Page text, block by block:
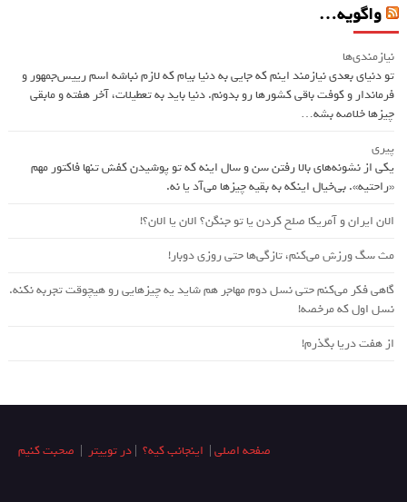
واگویه…
نیازمندی‌ها
تو دنیای بعدی نیازمند اینم که جایی به دنیا بیام که لازم نباشه اسم ريیس‌جمهور و
فرماندار و کوفت باقی کشورها رو بدونم. دنیا باید به تعطیلات، آخر هفته و مابقی
چیزها خلاصه بشه…
پیری
یکی از نشونه‌های بالا رفتن سن و سال اینه که تو پوشیدن کفش تنها فاکتور مهم
«راحتیه». بی‌خیال اینکه به بقیه چیزها می‌آد یا نه.
الان ایران و آمریکا صلح کردن یا تو جنگن؟‌ الان یا الان؟!
مث سگ ورزش می‌کنم، تازگی‌ها حتی روزی دوبار!
گاهی فکر می‌کنم حتی نسل دوم مهاجر هم شاید یه چیزهایی رو هیچوقت تجربه نکنه.
نسل اول که مرخصه!
از هفت دریا بگذرم!
صفحه اصلی| اینجانب کیه؟ |در توییتر | صحبت کنیم